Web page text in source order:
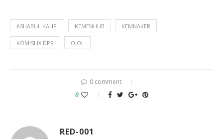
ASHABUL KAHFI KEMENHUB KEMNAKER
KOMISI IX DPR OJOL
0 comment
0
RED-001